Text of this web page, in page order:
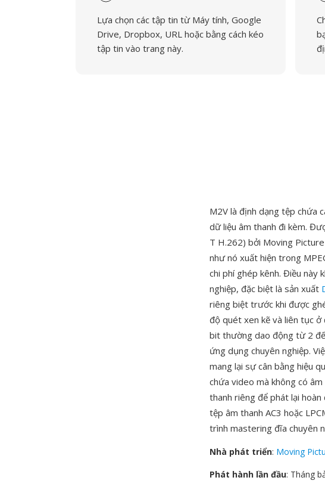
Lựa chọn các tập tin từ Máy tính, Google
Drive, Dropbox, URL hoặc bằng cách kéo
tập tin vào trang này.
M2V là định dạng tệp chứa
dữ liệu âm thanh đi kèm.
T H.262) bởi Moving
như nó xuất hiện trong
chi phí ghép kênh. Điều này
nghiệp, đặc biệt là sản xuất
riêng biệt trước khi được
độ quét xen kẽ và liên tục
bit thường dao động từ 2
ứng dụng chuyên nghiệp.
mang lại sự cân bằng hiệu
chứa video mà không có
thanh riêng để phát lại
tệp âm thanh AC3 hoặc
trình mastering đĩa chuyên
Nhà phát triển: Moving
Phát hành lần đầu: Tháng